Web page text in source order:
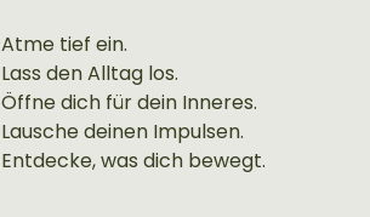
Atme tief ein.
Lass den Alltag los.
Öffne dich für dein Inneres.
Lausche deinen Impulsen.
Entdecke, was dich bewegt.